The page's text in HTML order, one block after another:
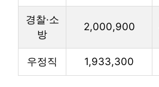
경찰·소
방
2,000,900
우정직 1,933,300